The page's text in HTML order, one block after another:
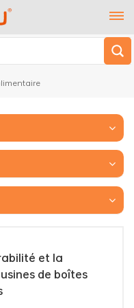
et la
de boîtes